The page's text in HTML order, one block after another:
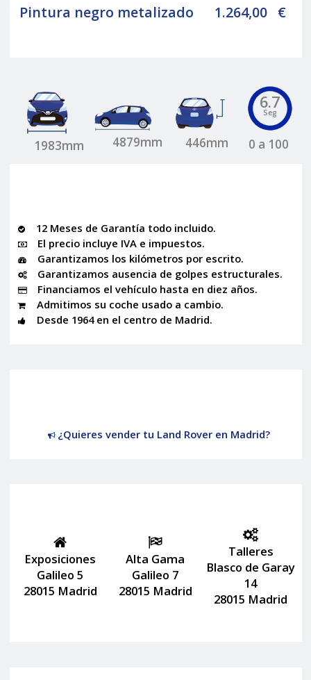
Pintura negro metalizado 1.264,00 €
1983mm 4879mm 446mm
6.7
Seg
0 a 100
12 Meses de Garantía todo incluido.
El precio incluye IVA e impuestos.
Garantizamos los kilómetros por escrito.
Garantizamos ausencia de golpes estructurales.
Financiamos el vehículo hasta en diez años.
Admitimos su coche usado a cambio.
Desde 1964 en el centro de Madrid.
¿Quieres vender tu Land Rover en Madrid?
Exposiciones
Galileo 5
28015 Madrid
Alta Gama
Galileo 7
28015 Madrid
Talleres
Blasco de Garay
14
28015 Madrid